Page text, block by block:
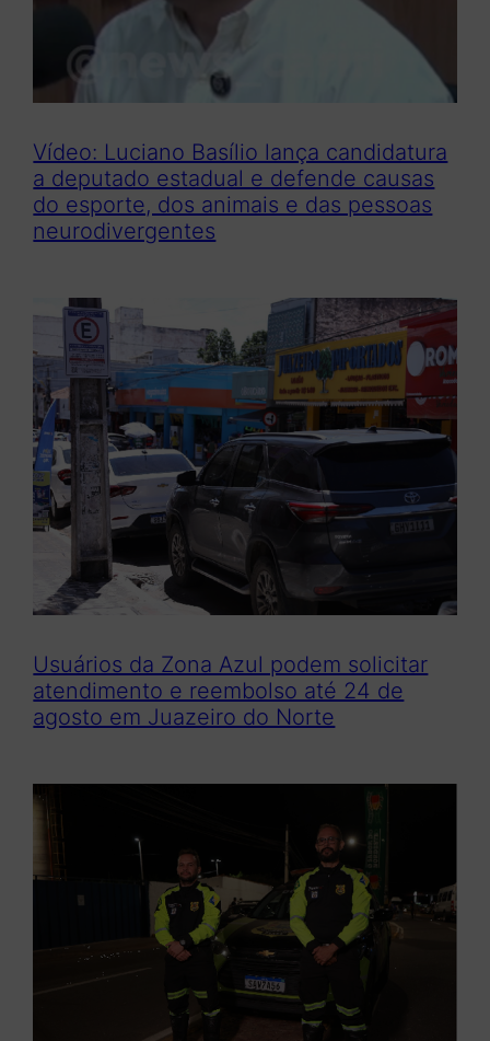
Vídeo: Luciano Basílio lança candidatura
a deputado estadual e defende causas
do esporte, dos animais e das pessoas
neurodivergentes
Usuários da Zona Azul podem solicitar
atendimento e reembolso até 24 de
agosto em Juazeiro do Norte